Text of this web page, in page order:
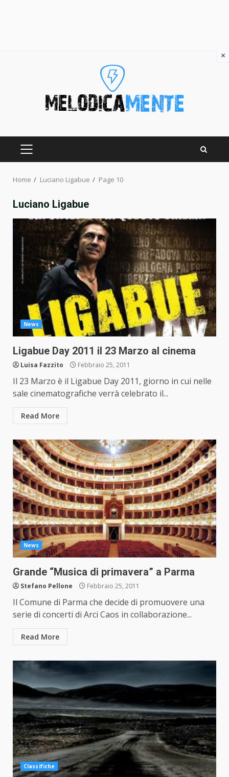
PRIMARY
Home Luciano Ligabue Page 10
Luciano Ligabue
News
Ligabue Day 2011 il 23 Marzo al cinema
Luisa Fazzito Febbraio 25, 2011
Il 23 Marzo è il Ligabue Day 2011, giorno in cui nelle
sale cinematografiche verrà celebrato il...
Read More
News
Grande “Musica di primavera” a Parma
Stefano Pellone Febbraio 25, 2011
Il Comune di Parma che decide di promuovere una
serie di concerti di Arci Caos in collaborazione...
Read More
Classifiche
×